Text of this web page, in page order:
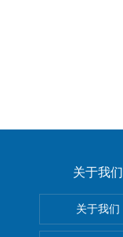
关于我们
关于我们